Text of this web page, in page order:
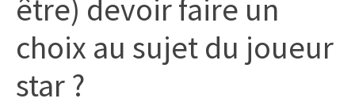
être) devoir faire un
choix au sujet du joueur
star ?